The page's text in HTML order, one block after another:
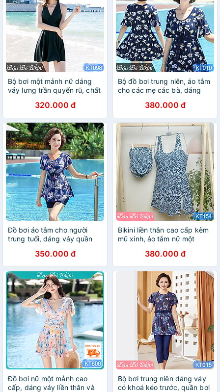
Bộ bơi một mảnh nữ dáng
váy lưng trần quyến rũ, chất
mịn đẹp, áo tắm liền thân gợi
cảm dễ mặc | KT098
320.000 đ
Bộ đồ bơi trung niên, áo tắm
cho các mẹ các bà, dáng
thun bơi lạnh, dáng đẹp dễ
mặc | KT010
380.000 đ
Đồ bơi áo tắm cho người
trung tuổi, dáng váy quần
lộ bụng, bikini trung niên cho
mẹ cho bà size lớn | KT007
350.000 đ
Bikini liền thân cao cấp kèm
mũ xinh, áo tắm nữ một
quyến rũ, kín đáo dễ mặc,
chất thun bơi lạnh mịn đẹp |
KT154
380.000 đ
Đồ bơi nữ một mảnh cao
cấp, dáng váy liền thân và
Bộ bơi trung niên dáng váy
có khoá kéo trước, quần bơi